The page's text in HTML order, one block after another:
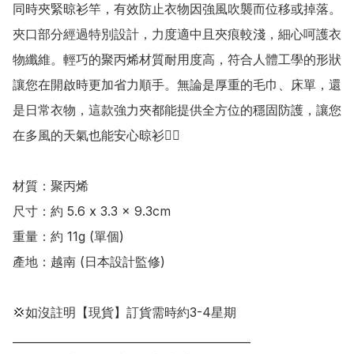
同時夾緊晾衫竿，有效防止衣物因強風吹襲而位移或掉落。
夾口部分經過特別設計，力度適中且夾痕較淺，細心呵護衣
物纖維。輕巧的聚丙烯材質耐用度高，符合人體工學的形狀
讓您在開啟時更加省力順手。無論是厚重的毛巾、床單，還
是日常衣物，這款強力夾都能提供全方位的穩固防護，讓您
在多風的天氣也能安心晾衫👍🏻
材質：聚丙烯
尺寸：約 5.6 x 3.3 x 9.3cm
重量：約 11g (單個)
產地：越南 (日本設計監修)
💢如沒註明【現貨】訂貨需時約3-4星期